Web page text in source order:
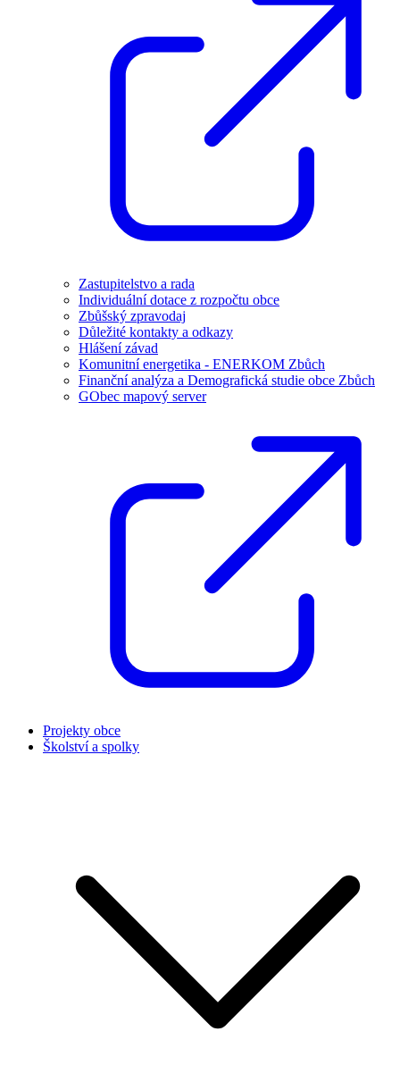
Zastupitelstvo a rada
Individuální dotace z rozpočtu obce
Zbůšský zpravodaj
Důležité kontakty a odkazy
Hlášení závad
Komunitní energetika - ENERKOM Zbůch
Finanční analýza a Demografická studie obce Zbůch
GObec mapový server
Projekty obce
Školství a spolky